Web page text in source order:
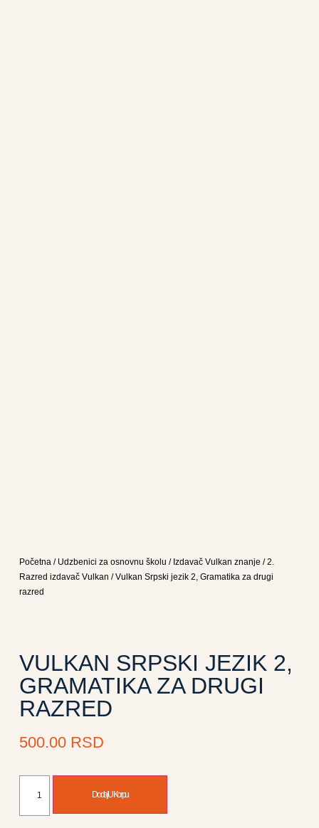
Početna / Udzbenici za osnovnu školu / Izdavač Vulkan znanje /2.
Razred izdavač Vulkan / Vulkan Srpski jezik 2, Gramatika za drugi
razred
VULKAN SRPSKI JEZIK 2,
GRAMATIKA ZA DRUGI
RAZRED
500.00 RSD
Dodaj U Korpu